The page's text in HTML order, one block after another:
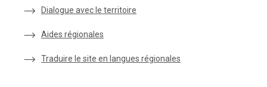
Dialogue avec le territoire
Aides régionales
Traduire le site en langues régionales